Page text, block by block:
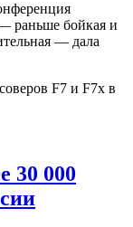
раньше бойкая и
— дала
30 000